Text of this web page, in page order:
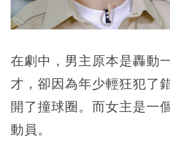
在劇中，男主原本是轟動
才，卻因為年少輕狂犯了
開了撞球圈。而女主是一
動員。